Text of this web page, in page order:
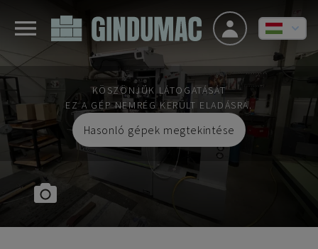
KÖSZÖNJÜK LÁTOGATÁSÁT
EZ A GÉP NEMRÉG KERÜLT ELADÁSRA.
Hasonló gépek megtekintése